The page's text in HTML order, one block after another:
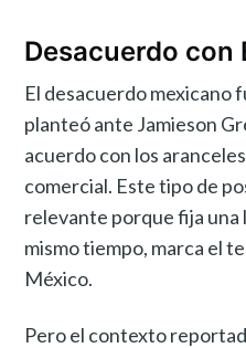
Desacuerdo con
El desacuerdo mexicano
planteó ante Jamieson
acuerdo con los
comercial. Este tipo de
relevante porque fija una
mismo tiempo, marca el
México.
Pero el contexto